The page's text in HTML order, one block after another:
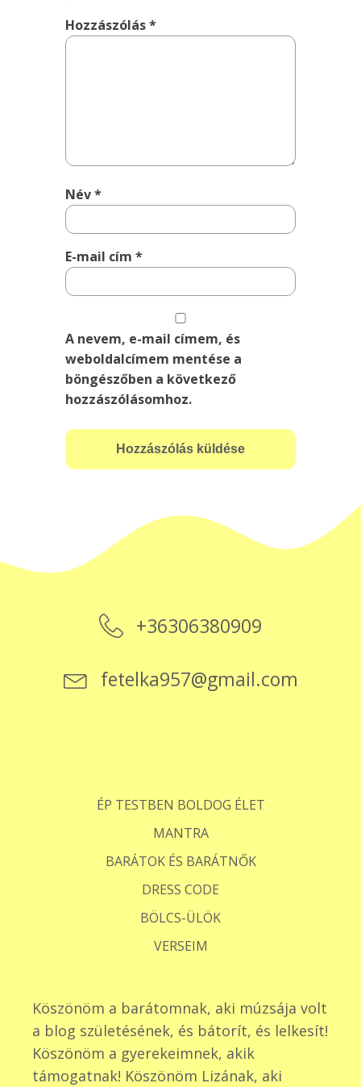
Hozzászólás*
Név*
E-mail cím*
A nevem, e-mail címem, és
weboldalcímem mentése a
böngészőben a következő
hozzászólásomhoz.
+36306380909
fetelka957@gmail.com
ÉP TESTBEN BOLDOG ÉLET
MANTRA
BARÁTOK ÉS BARÁTNŐK
DRESS CODE
BÖLCS-ÜLÖK
VERSEIM
Köszönöm a barátomnak, aki múzsája volt
a blog születésének, és bátorít, és lelkesít!
Köszönöm a gyerekeimnek, akik
támogatnak! Köszönöm Lizának, aki